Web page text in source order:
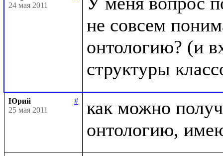
24 мая 2011
не совсем
онтологию? (и
Юрий
#
25 мая 2011
как можно